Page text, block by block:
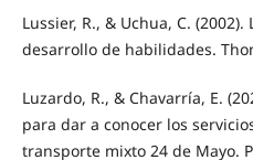
Lussier, R., & Uchua, C.
desarrollo de habilidades.
Luzardo, R., & Chavarría, E.
para dar a conocer los
transporte mixto 24 de Mayo.